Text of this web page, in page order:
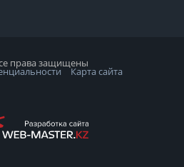
права защищены
Карта сайта